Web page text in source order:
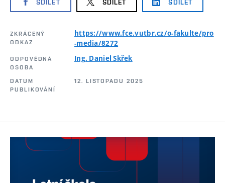
SDÍLET SDÍLET SDÍLET
ZKRÁCENÝ
ODKAZ
https://www.fce.vutbr.cz/o-fakulte/pro
-media/8272
ODPOVĚDNÁ
OSOBA
Ing. Daniel Skřek
DATUM
PUBLIKOVÁNÍ
12. LISTOPADU 2025